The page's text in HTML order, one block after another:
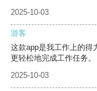
2025-10-03
游客
这款app是我工作上的得
更轻松地完成工作任务。
2025-10-03